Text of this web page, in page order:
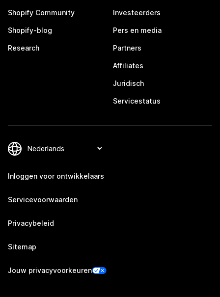
Shopify Community
Shopify-blog
Research
Investeerders
Pers en media
Partners
Affiliates
Juridisch
Servicestatus
Inloggen voor ontwikkelaars
Servicevoorwaarden
Privacybeleid
Sitemap
Jouw privacyvoorkeuren